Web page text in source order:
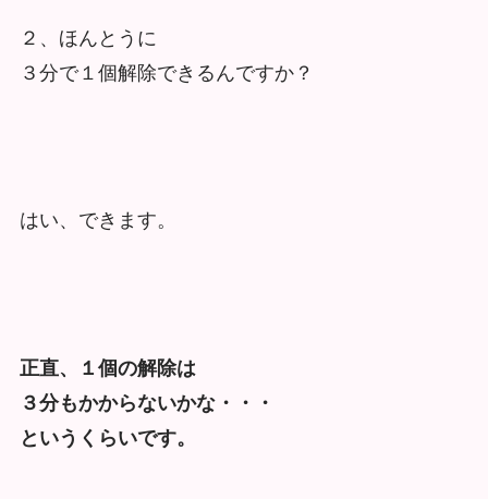
２、ほんとうに
３分で１個解除できるんですか？
はい、できます。
正直、１個の解除は
３分もかからないかな・・・
というくらいです。